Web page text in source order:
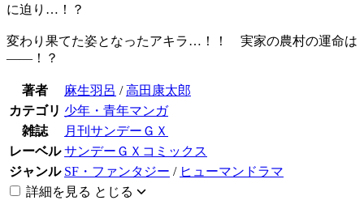
に迫り…！？
変わり果てた姿となったアキラ…！！ 実家の農村の運命は
――！？
著者 麻生羽呂 /高田康太郎
カテゴリ 少年・青年マンガ
雑誌
月刊サンデーＧＸ
レーベル サンデーＧＸコミックス
ジャンル SF・ファンタジー / ヒューマンドラマ
詳細を見る とじる